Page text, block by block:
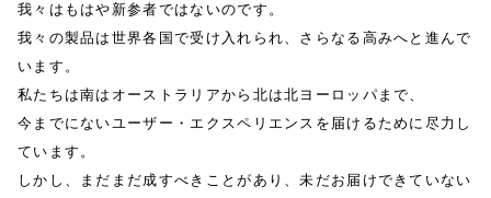
我々はもはや新参者ではないのです。
我々の製品は世界各国で受け入れられ、さらなる高みへと進んで
います。
私たちは南はオーストラリアから北は北ヨーロッパまで、
今までにないユーザー・エクスペリエンスを届けるために尽力し
ています。
しかし、まだまだ成すべきことがあり、未だお届けできていない